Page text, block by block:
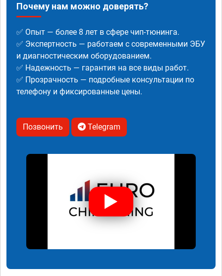
Почему нам можно доверять?
✅ Опыт — более 8 лет в сфере чип-тюнинга.
✅ Экспертность — работаем с современными ЭБУ
и диагностическим оборудованием.
✅ Надежность — гарантия на все виды работ.
✅ Прозрачность — подробные консультации по
телефону и фиксированные цены.
Позвонить Telegram